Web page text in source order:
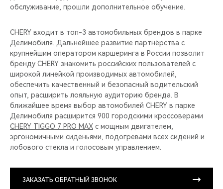
обслуживание, прошли дополнительное обучение.
CHERY входит в топ-3 автомобильных брендов в парке
Делимобиля. Дальнейшее развитие партнёрства с
крупнейшим оператором каршеринга в России позволит
бренду CHERY знакомить российских пользователей с
широкой линейкой производимых автомобилей,
обеспечить качественный и безопасный водительский
опыт, расширить лояльную аудиторию бренда. В
ближайшее время выбор автомобилей CHERY в парке
Делимобиля расширится 900 городскими кроссоверами
CHERY TIGGO 7 PRO MAX с мощным двигателем,
эргономичными сиденьями, подогревами всех сидений и
лобового стекла и голосовым управлением.
ЗАКАЗАТЬ ОБРАТНЫЙ ЗВОНОК